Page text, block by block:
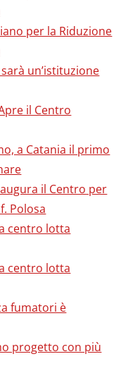
per la Riduzione
un’istituzione
il Centro
a Catania il primo
il Centro per
Polosa
centro lotta
centro lotta
fumatori è
progetto con più